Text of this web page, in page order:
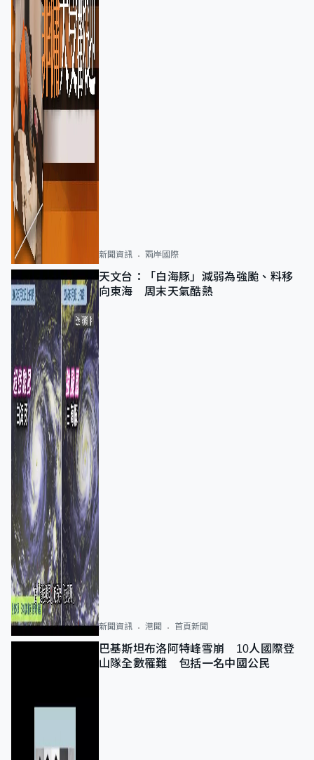
新聞資訊 兩岸國際
天文台：「白海豚」減弱為強颱、料移
向東海 周末天氣酷熱
新聞資訊 港聞 首頁新聞
巴基斯坦布洛阿特峰雪崩 10人國際登
山隊全數罹難 包括一名中國公民